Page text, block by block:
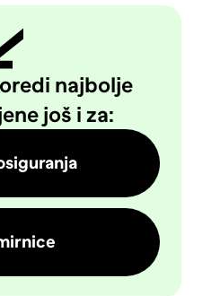
najbolje
još i za: